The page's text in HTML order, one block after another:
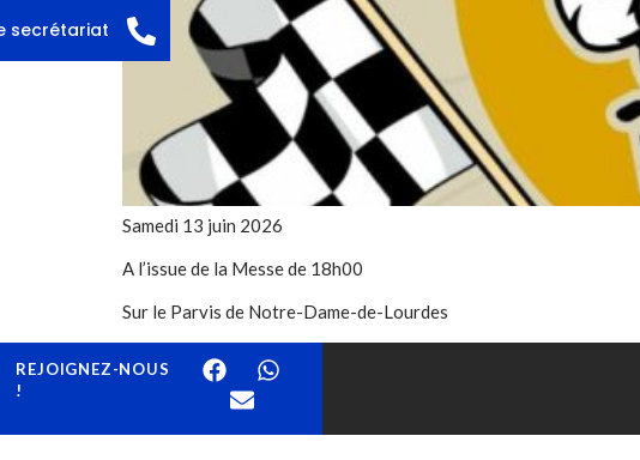
Samedi 13 juin 2026
A l’issue de la Messe de 18h00
Sur le Parvis de Notre-Dame-de-Lourdes
REJOIGNEZ-NOUS
!
secrétariat